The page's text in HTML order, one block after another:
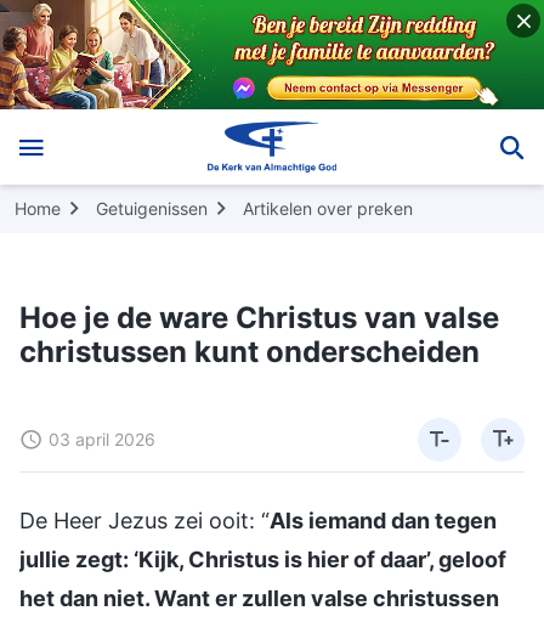
Home Getuigenissen Artikelen over preken
Hoe je de ware Christus van valse
christussen kunt onderscheiden
03 april 2026
De Heer Jezus zei ooit: “Als iemand dan tegen
jullie zegt: ‘Kijk, Christus is hier of daar’, geloof
het dan niet. Want er zullen valse christussen